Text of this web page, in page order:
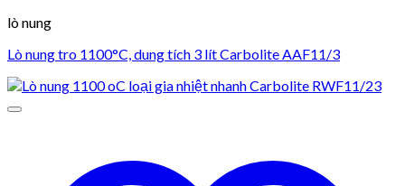
lò nung
Lò nung tro 1100°C, dung tích 3 lít Carbolite AAF11/3